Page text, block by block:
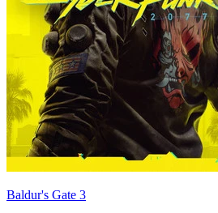
Baldur's Gate 3